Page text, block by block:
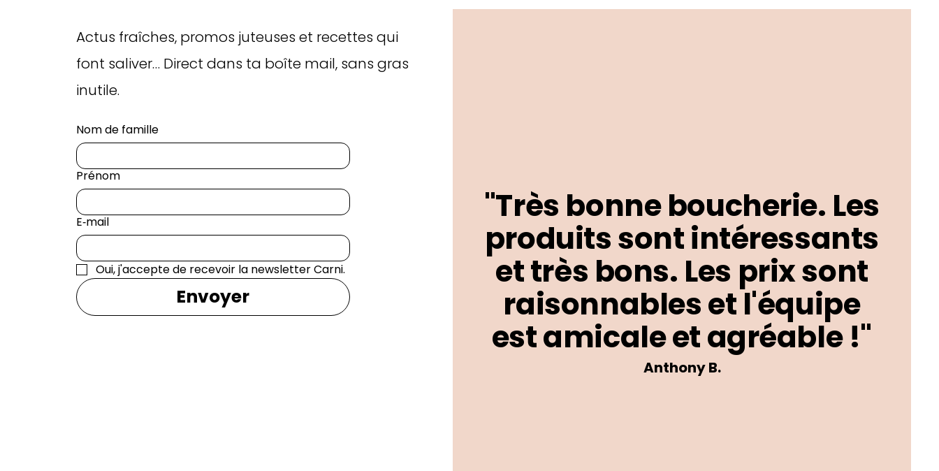
Actus fraîches, promos juteuses et recettes qui
font saliver… Direct dans ta boîte mail, sans gras
inutile.
Nom de famille
Prénom
E‑mail
Oui, j'accepte de recevoir la newsletter Carni.
Envoyer
"Très bonne boucherie. Les
produits sont intéressants
et très bons. Les prix sont
raisonnables et l'équipe
est amicale et agréable !"
Anthony B.